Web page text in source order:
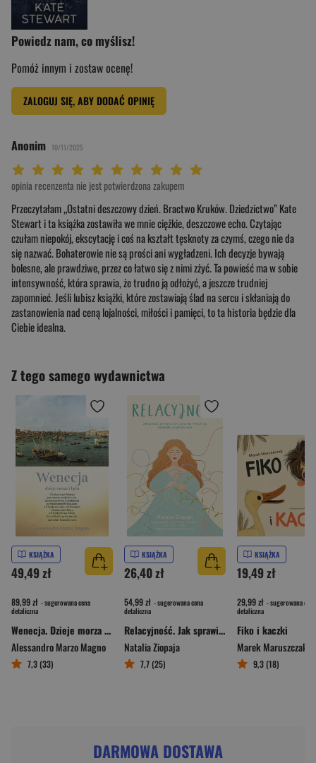
Powiedz nam, co myślisz!
Pomóż innym i zostaw ocenę!
ZALOGUJ SIĘ, ABY DODAĆ OPINIĘ
Anonim 10/11/2025
Twoja ocena: Arcydzieło 10/10"
Twoja ocena: Wybitna 9/10"
Twoja ocena: Rewelacyjna 8/10"
Twoja ocena: Bardzo dobra 7/10"
Twoja ocena: Dobra 6/10"
Twoja ocena: Przeciętna 5/10"
Twoja ocena: Może być 4/10"
Twoja ocena: Słaba 3/10"
Twoja ocena: Bardzo słaba 2/10"
Twoja ocena: Beznadziejna 1/10"
opinia recenzenta nie jest potwierdzona zakupem
Przeczytałam „Ostatni deszczowy dzień. Bractwo Kruków. Dziedzictwo” Kate
Stewart i ta książka zostawiła we mnie ciężkie, deszczowe echo. Czytając
czułam niepokój, ekscytację i coś na kształt tęsknoty za czymś, czego nie da
się nazwać. Bohaterowie nie są prości ani wygładzeni. Ich decyzje bywają
bolesne, ale prawdziwe, przez co łatwo się z nimi zżyć. Ta powieść ma w sobie
intensywność, która sprawia, że trudno ją odłożyć, a jeszcze trudniej
zapomnieć. Jeśli lubisz książki, które zostawiają ślad na sercu i skłaniają do
zastanowienia nad ceną lojalności, miłości i pamięci, to ta historia będzie dla
Ciebie idealna.
Z tego samego wydawnictwa
KSIĄŻKA
49,49 zł
89,99 zł - sugerowana cena
detaliczna
Wenecja. Dzieje morza i lądu
Alessandro Marzo Magno
7,3 (33)
KSIĄŻKA
26,40 zł
54,99 zł - sugerowana cena
detaliczna
Relacyjność. Jak sprawić, by więzi z tym, co w nas i wokół nas, wspierały szczęśliwe życie
Natalia Ziopaja
7,7 (25)
KSIĄŻKA
19,49 zł
29,99 zł - sugerowana cena
detaliczna
Fiko i kaczki
Marek Maruszczak
9,3 (18)
DARMOWA DOSTAWA